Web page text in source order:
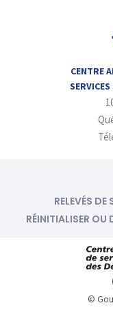
CENTRE
RELEVÉS
RÉINITIALISER OU
©